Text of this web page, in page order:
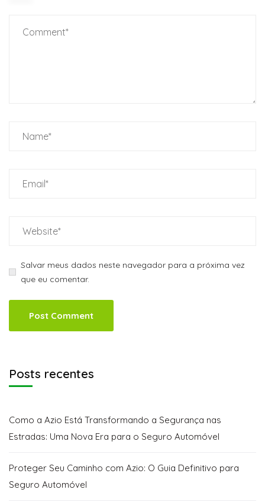
Salvar meus dados neste navegador para a próxima vez
que eu comentar.
Posts recentes
Como a Azio Está Transformando a Segurança nas
Estradas: Uma Nova Era para o Seguro Automóvel
Proteger Seu Caminho com Azio: O Guia Definitivo para
Seguro Automóvel